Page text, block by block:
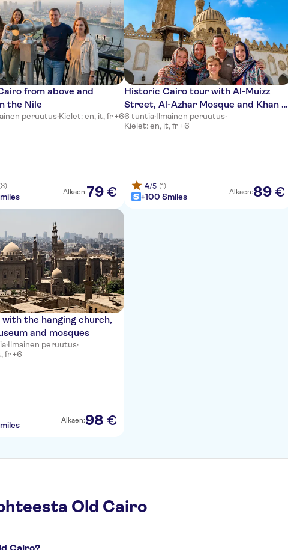
from above and
the Nile
peruutus·Kielet: en, it, fr +6
Alkaen:79 €
Historic Cairo tour with Al-Muizz
Street, Al-Azhar Mosque and Khan El
Khalil Bazar
6 tuntia·Ilmainen peruutus·
Kielet: en, it, fr +6
4/5 (1)
+100 Smiles Alkaen:89 €
the hanging church,
and mosques
·Ilmainen peruutus·
fr +6
Alkaen:98 €
Old Cairo